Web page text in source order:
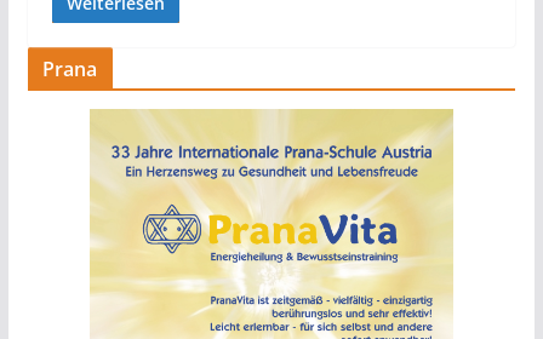
Prana